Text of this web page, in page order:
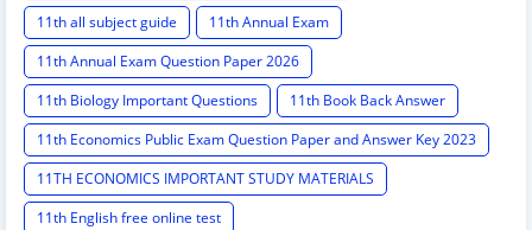
11th all subject guide
11th Annual Exam
11th Annual Exam Question Paper 2026
11th Biology Important Questions
11th Book Back Answer
11th Economics Public Exam Question Paper and Answer Key 2023
11TH ECONOMICS IMPORTANT STUDY MATERIALS
11th English free online test